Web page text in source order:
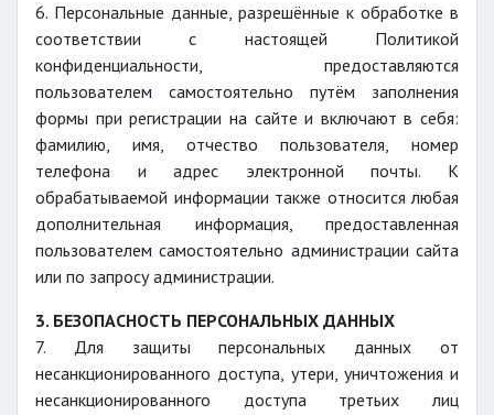
6. Персональные данные, разрешённые к обработке в
соответствии с настоящей Политикой
конфиденциальности, предоставляются
пользователем самостоятельно путём заполнения
формы при регистрации на сайте и включают в себя:
фамилию, имя, отчество пользователя, номер
телефона и адрес электронной почты. К
обрабатываемой информации также относится любая
дополнительная информация, предоставленная
пользователем самостоятельно администрации сайта
или по запросу администрации.
3. БЕЗОПАСНОСТЬ ПЕРСОНАЛЬНЫХ ДАННЫХ
7. Для защиты персональных данных от
несанкционированного доступа, утери, уничтожения и
несанкционированного доступа третьих лиц